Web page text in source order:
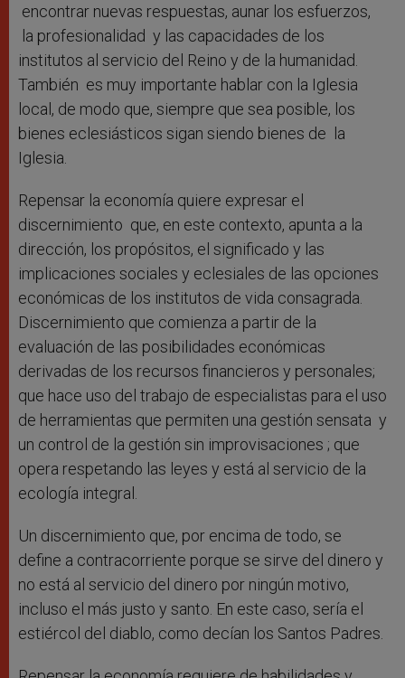
encontrar nuevas respuestas, aunar los esfuerzos,
la profesionalidad y las capacidades de los
institutos al servicio del Reino y de la humanidad.
También es muy importante hablar con la Iglesia
local, de modo que, siempre que sea posible, los
bienes eclesiásticos sigan siendo bienes de la
Iglesia.
Repensar la economía quiere expresar el
discernimiento que, en este contexto, apunta a la
dirección, los propósitos, el significado y las
implicaciones sociales y eclesiales de las opciones
económicas de los institutos de vida consagrada.
Discernimiento que comienza a partir de la
evaluación de las posibilidades económicas
derivadas de los recursos financieros y personales;
que hace uso del trabajo de especialistas para el uso
de herramientas que permiten una gestión sensata y
un control de la gestión sin improvisaciones ; que
opera respetando las leyes y está al servicio de la
ecología integral.
Un discernimiento que, por encima de todo, se
define a contracorriente porque se sirve del dinero y
no está al servicio del dinero por ningún motivo,
incluso el más justo y santo. En este caso, sería el
estiércol del diablo, como decían los Santos Padres.